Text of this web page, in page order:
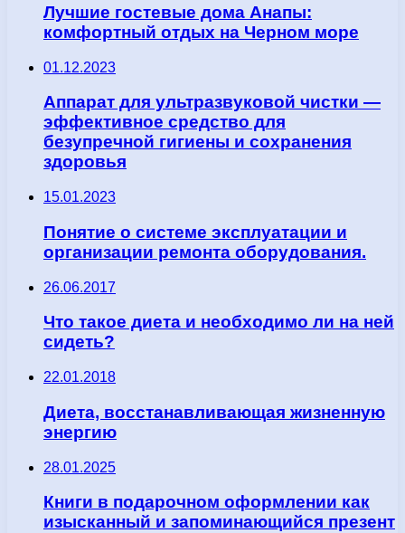
Лучшие гостевые дома Анапы:
комфортный отдых на Черном море
01.12.2023
Аппарат для ультразвуковой чистки —
эффективное средство для
безупречной гигиены и сохранения
здоровья
15.01.2023
Понятие о системе эксплуатации и
организации ремонта оборудования.
26.06.2017
Что такое диета и необходимо ли на ней
сидеть?
22.01.2018
Диета, восстанавливающая жизненную
энергию
28.01.2025
Книги в подарочном оформлении как
изысканный и запоминающийся презент